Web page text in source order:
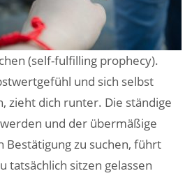
(self-fulfilling prophecy).
und sich selbst
zieht dich runter. Die ständige
und der übermäßige
Bestätigung zu suchen, führt
tatsächlich sitzen gelassen